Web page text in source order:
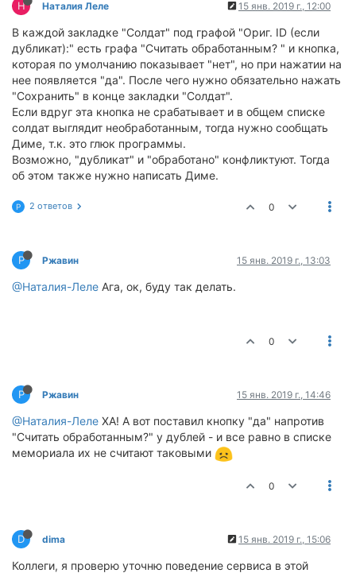
Н Наталия Леле 15 янв. 2019 г., 12:00
В каждой закладке "Солдат" под графой "Ориг. ID (если
дубликат):" есть графа "Считать обработанным? " и кнопка,
которая по умолчанию показывает "нет", но при нажатии на
нее появляется "да". После чего нужно обязательно нажать
"Сохранить" в конце закладки "Солдат".
Если вдруг эта кнопка не срабатывает и в общем списке
солдат выглядит необработанным, тогда нужно сообщать
Диме, т.к. это глюк программы.
Возможно, "дубликат" и "обработано" конфликтуют. Тогда
об этом также нужно написать Диме.
Р 2 ответов 0
Р Ржавин 15 янв. 2019 г., 13:03
@Наталия-Леле Ага, ок, буду так делать.
0
Р Ржавин 15 янв. 2019 г., 14:46
@Наталия-Леле ХА! А вот поставил кнопку "да" напротив
"Считать обработанным?" у дублей - и все равно в списке
мемориала их не считают таковыми
0
D dima 15 янв. 2019 г., 15:06
Коллеги, я проверю уточню поведение сервиса в этой